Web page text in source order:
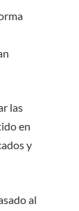
las
en
y
al